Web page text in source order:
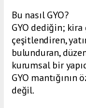
Bu nasıl GYO?
GYO dediğin;
çeşitlendiren,
bulunduran,
kurumsal bir
GYO mantığının
değil.